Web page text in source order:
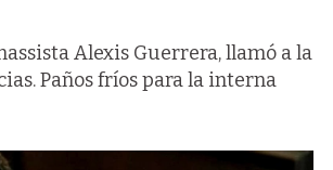
Alexis Guerrera, llamó a la
Paños fríos para la interna